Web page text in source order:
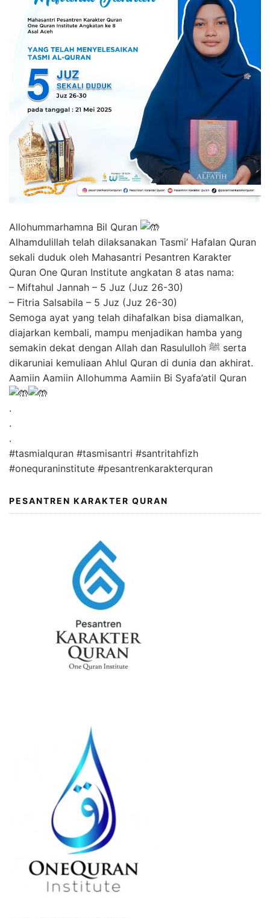
Allohummarhamna Bil Quran
Alhamdulillah telah dilaksanakan Tasmi’ Hafalan Quran
sekali duduk oleh Mahasantri Pesantren Karakter
Quran One Quran Institute angkatan 8 atas nama:
– Miftahul Jannah – 5 Juz (Juz 26-30)
– Fitria Salsabila – 5 Juz (Juz 26-30)
Semoga ayat yang telah dihafalkan bisa diamalkan,
diajarkan kembali, mampu menjadikan hamba yang
semakin dekat dengan Allah dan Rasululloh ﷺ serta
dikaruniai kemuliaan Ahlul Quran di dunia dan akhirat.
Aamiin Aamiin Allohumma Aamiin Bi Syafa’atil Quran
.
.
.
#tasmialquran #tasmisantri #santritahfizh
#onequraninstitute #pesantrenkarakterquran
PESANTREN KARAKTER QURAN